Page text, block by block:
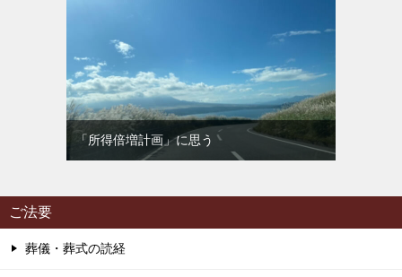
「所得倍増計画」に思う
ご法要
葬儀・葬式の読経